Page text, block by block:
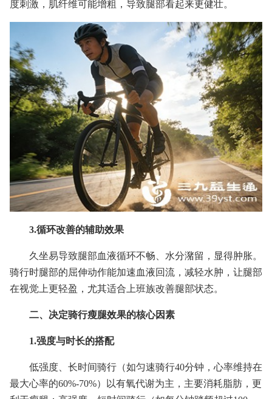
度刺激，肌纤维可能增粗，导致腿部看起来更健壮。
3.循环改善的辅助效果
久坐易导致腿部血液循环不畅、水分潴留，显得肿胀。
骑行时腿部的屈伸动作能加速血液回流，减轻水肿，让腿部
在视觉上更轻盈，尤其适合上班族改善腿部状态。
二、决定骑行瘦腿效果的核心因素
1.强度与时长的搭配
低强度、长时间骑行（如匀速骑行40分钟，心率维持在
最大心率的60%-70%）以有氧代谢为主，主要消耗脂肪，更